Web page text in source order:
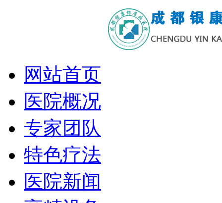
网站首页
医院概况
专家团队
特色疗法
医院新闻